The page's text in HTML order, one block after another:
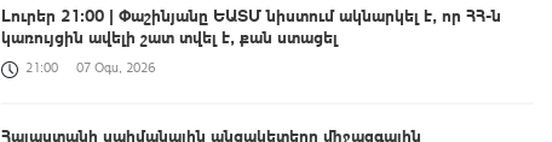
Լուրեր 21:00 | Փաշինյանը ԵԱՏՄ նիստում ակնարկել է, որ ՀՀ-ն
կառույցին ավելի շատ տվել է, քան ստացել
21:00 07 Օգս, 2026
Հայաստանի սահմանային անցակետերը միջազգային